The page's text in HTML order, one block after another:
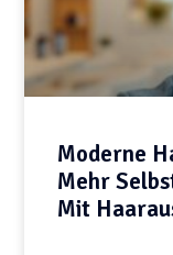
Moderne
Mehr
Mit